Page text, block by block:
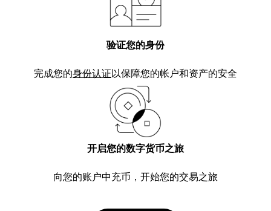
验证您的身份
完成您的身份认证以保障您的帐户和资产的安全
开启您的数字货币之旅
向您的账户中充币，开始您的交易之旅